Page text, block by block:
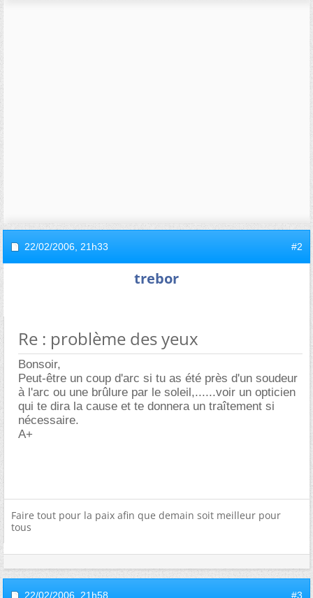
22/02/2006, 21h33 #2
trebor
Re : problème des yeux
Bonsoir,
Peut-être un coup d'arc si tu as été près d'un soudeur
à l'arc ou une brûlure par le soleil,......voir un opticien
qui te dira la cause et te donnera un traîtement si
nécessaire.
A+
Faire tout pour la paix afin que demain soit meilleur pour
tous
22/02/2006, 21h58 #3